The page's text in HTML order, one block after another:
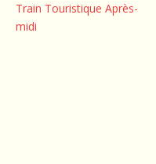
Train Touristique Après-
midi